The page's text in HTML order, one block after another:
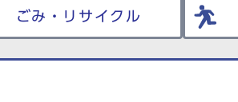
ごみ・リサイクル